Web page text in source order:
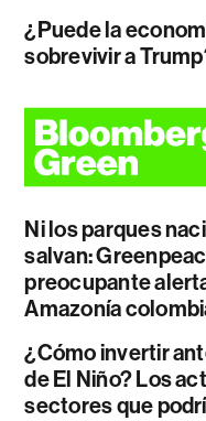
¿Puede la
sobrevivir a
Ni los parques
salvan:
preocupante
Amazonía
¿Cómo invertir
de El Niño? Los
sectores que